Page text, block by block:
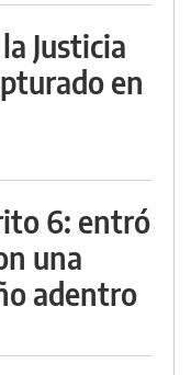
Justicia
en
6: entró
una
adentro